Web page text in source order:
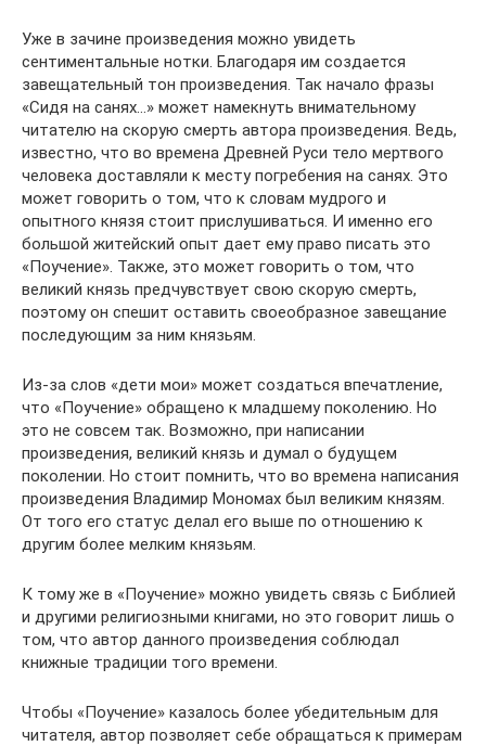
Уже в зачине произведения можно увидеть
сентиментальные нотки. Благодаря им создается
завещательный тон произведения. Так начало фразы
«Сидя на санях…» может намекнуть внимательному
читателю на скорую смерть автора произведения. Ведь,
известно, что во времена Древней Руси тело мертвого
человека доставляли к месту погребения на санях. Это
может говорить о том, что к словам мудрого и
опытного князя стоит прислушиваться. И именно его
большой житейский опыт дает ему право писать это
«Поучение». Также, это может говорить о том, что
великий князь предчувствует свою скорую смерть,
поэтому он спешит оставить своеобразное завещание
последующим за ним князьям.
Из-за слов «дети мои» может создаться впечатление,
что «Поучение» обращено к младшему поколению. Но
это не совсем так. Возможно, при написании
произведения, великий князь и думал о будущем
поколении. Но стоит помнить, что во времена написания
произведения Владимир Мономах был великим князям.
От того его статус делал его выше по отношению к
другим более мелким князьям.
К тому же в «Поучение» можно увидеть связь с Библией
и другими религиозными книгами, но это говорит лишь о
том, что автор данного произведения соблюдал
книжные традиции того времени.
Чтобы «Поучение» казалось более убедительным для
читателя, автор позволяет себе обращаться к примерам